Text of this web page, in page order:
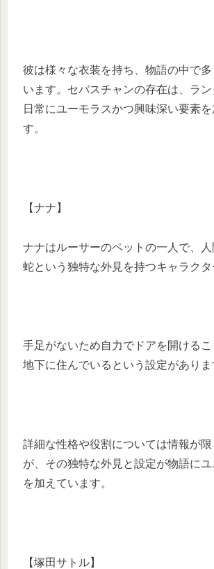
彼は様々な衣装を持ち、物語の中で
います。​セバスチャンの存在は、ラ
日常にユーモラスかつ興味深い要素を
す。​
【ナナ】
ナナはルーサーのペットの一人で、
蛇という独特な外見を持つキャラクタ
手足がないため自力でドアを開けるこ
地下に住んでいるという設定がありま
詳細な性格や役割については情報が
が、その独特な外見と設定が物語に
を加えています。​
【塚田サトル】